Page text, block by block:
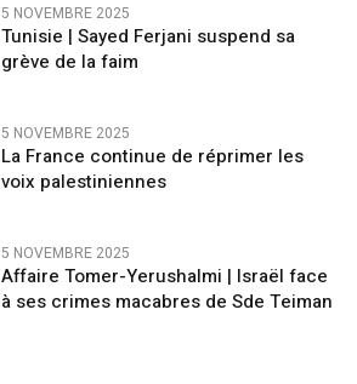
5 NOVEMBRE 2025
Tunisie | Sayed Ferjani suspend sa
grève de la faim
5 NOVEMBRE 2025
La France continue de réprimer les
voix palestiniennes
5 NOVEMBRE 2025
Affaire Tomer-Yerushalmi | Israël face
à ses crimes macabres de Sde Teiman